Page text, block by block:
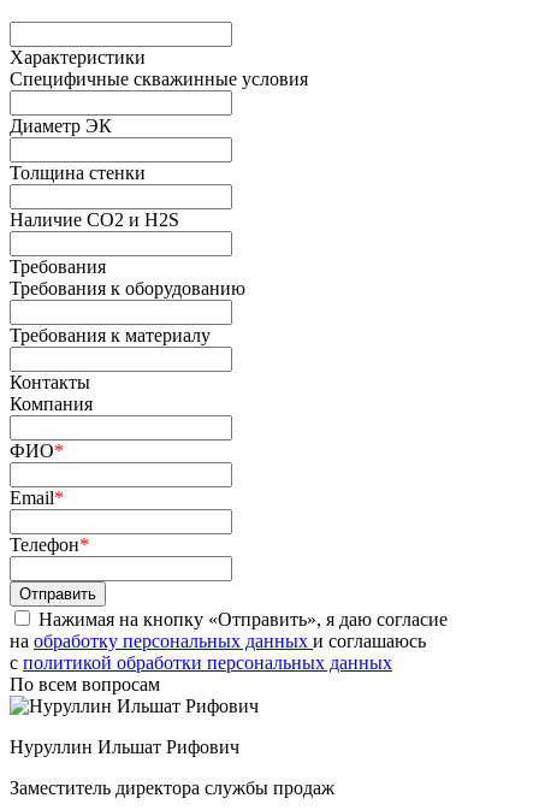
Характеристики
Специфичные скважинные условия
Диаметр ЭК
Толщина стенки
Наличие СО2 и H2S
Требования
Требования к оборудованию
Требования к материалу
Контакты
Компания
ФИО*
Email*
Телефон*
Нажимая на кнопку «Отправить», я даю согласие
на обработку персональных данных и соглашаюсь
c политикой обработки персональных данных
По всем вопросам
Нуруллин Ильшат Рифович
Заместитель директора службы продаж